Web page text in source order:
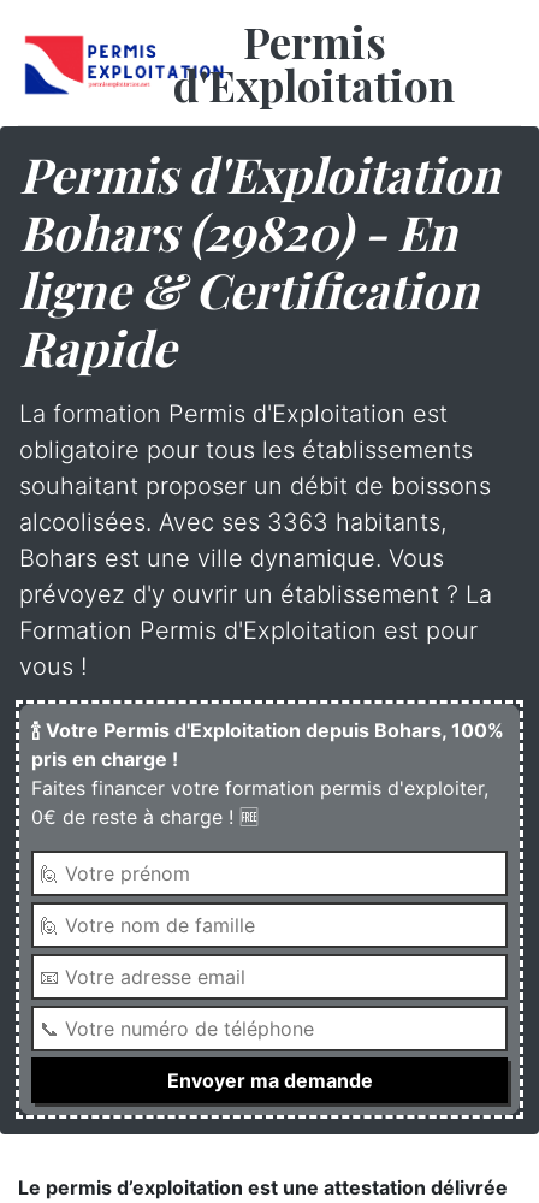
Permis
d'Exploitation
Permis d'Exploitation
Bohars (29820) - En
ligne & Certification
Rapide
La formation Permis d'Exploitation est
obligatoire pour tous les établissements
souhaitant proposer un débit de boissons
alcoolisées. Avec ses 3363 habitants,
Bohars est une ville dynamique. Vous
prévoyez d'y ouvrir un établissement ? La
Formation Permis d'Exploitation est pour
vous !
🍾 Votre Permis d'Exploitation depuis Bohars, 100%
pris en charge !
Faites financer votre formation permis d'exploiter,
0€ de reste à charge ! 🆓
Le permis d’exploitation est une attestation délivrée